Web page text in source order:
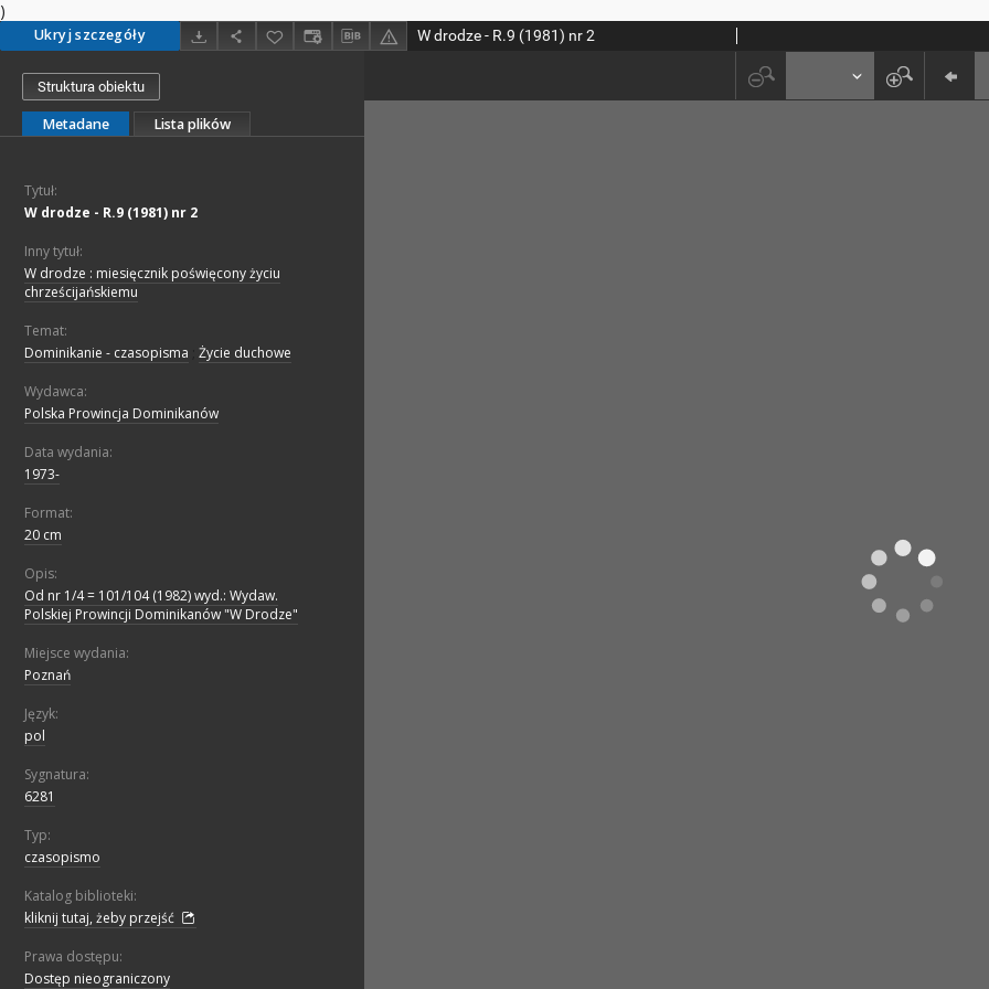
)
Ukryj szczegóły W drodze - R.9 (1981) nr 2
Struktura obiektu
Metadane Lista plików
Tytuł:
W drodze - R.9 (1981) nr 2
Inny tytuł:
W drodze : miesięcznik poświęcony życiu
chrześcijańskiemu
Temat:
Dominikanie - czasopisma Życie duchowe
Wydawca:
Polska Prowincja Dominikanów
Data wydania:
1973-
Format:
20 cm
Opis:
Od nr 1/4 = 101/104 (1982) wyd.: Wydaw.
Polskiej Prowincji Dominikanów "W Drodze"
Miejsce wydania:
Poznań
Język:
pol
Sygnatura:
6281
Typ:
czasopismo
Katalog biblioteki:
kliknij tutaj, żeby przejść
Prawa dostępu:
Dostęp nieograniczony